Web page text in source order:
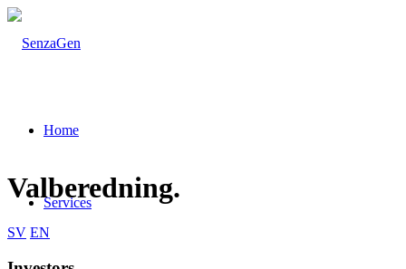
Home
Services
Valberedning.
SV EN